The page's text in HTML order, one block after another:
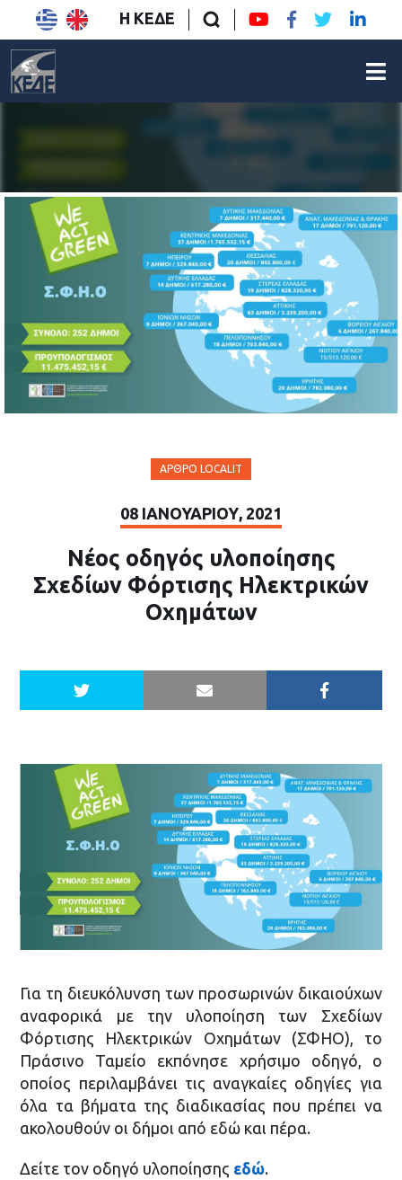
Η ΚΕΔΕ
ΆΡΘΡΟ LOCALIT
08 ΙΑΝΟΥΑΡΊΟΥ, 2021
Νέος οδηγός υλοποίησης
Σχεδίων Φόρτισης Ηλεκτρικών
Οχημάτων
Για τη διευκόλυνση των προσωρινών δικαιούχων
αναφορικά με την υλοποίηση των Σχεδίων
Φόρτισης Ηλεκτρικών Οχημάτων (ΣΦΗΟ), το
Πράσινο Ταμείο εκπόνησε χρήσιμο οδηγό, ο
οποίος περιλαμβάνει τις αναγκαίες οδηγίες για
όλα τα βήματα της διαδικασίας που πρέπει να
ακολουθούν οι δήμοι από εδώ και πέρα.
Δείτε τον οδηγό υλοποίησης εδώ.